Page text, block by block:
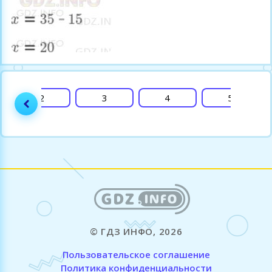
2 3 4 5
© ГДЗ ИНФО, 2026
Пользовательское соглашение
Политика конфиденциальности